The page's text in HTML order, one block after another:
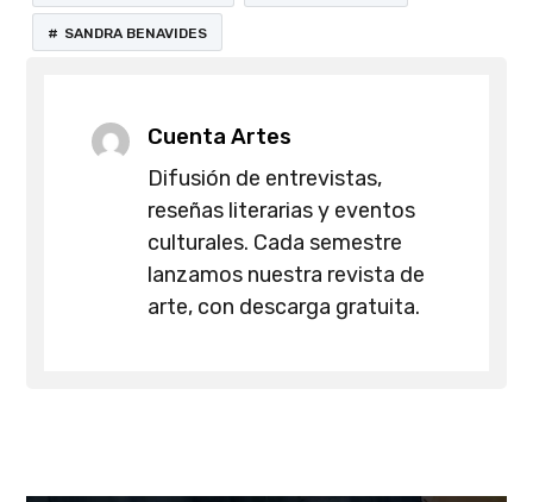
SANDRA BENAVIDES
Cuenta Artes
Difusión de entrevistas,
reseñas literarias y eventos
culturales. Cada semestre
lanzamos nuestra revista de
arte, con descarga gratuita.